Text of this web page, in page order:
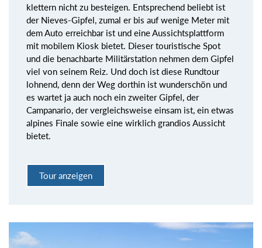
klettern nicht zu besteigen. Entsprechend beliebt ist
der Nieves-Gipfel, zumal er bis auf wenige Meter mit
dem Auto erreichbar ist und eine Aussichtsplattform
mit mobilem Kiosk bietet. Dieser touristische Spot
und die benachbarte Militärstation nehmen dem Gipfel
viel von seinem Reiz. Und doch ist diese Rundtour
lohnend, denn der Weg dorthin ist wunderschön und
es wartet ja auch noch ein zweiter Gipfel, der
Campanario, der vergleichsweise einsam ist, ein etwas
alpines Finale sowie eine wirklich grandios Aussicht
bietet.
Tour anzeigen